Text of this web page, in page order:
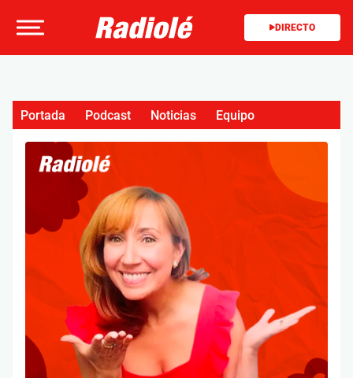
DIRECTO
Portada Podcast Noticias Equipo